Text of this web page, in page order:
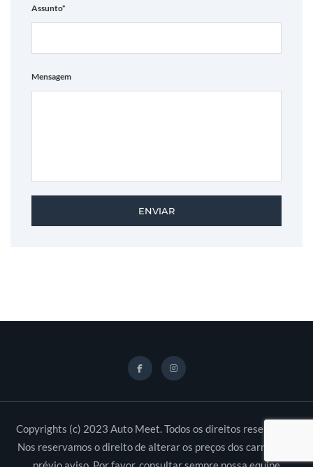
Assunto*
Mensagem
ENVIAR
Copyrights (c) 2023 Auto Meet. Todos os direitos reservados.
Nos reservamos o direito de alterar os preços dos carros sem